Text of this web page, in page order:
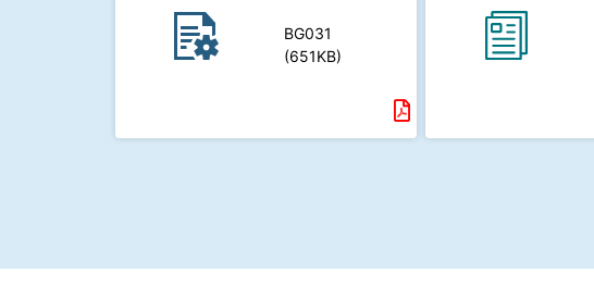
BG031
(651KB)